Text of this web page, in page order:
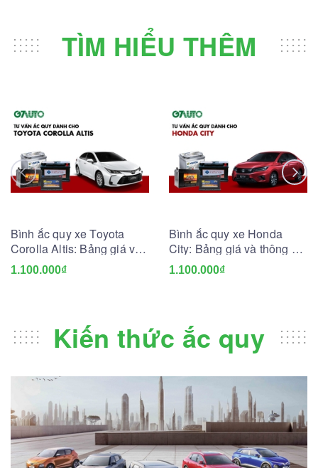
TÌM HIỂU THÊM
Bình ắc quy xe Toyota
Corolla Altis: Bảng giá và
thông số kỹ thuật
1.100.000₫
Bình ắc quy xe Honda
City: Bảng giá và thông số
kỹ thuật
1.100.000₫
Kiến thức ắc quy